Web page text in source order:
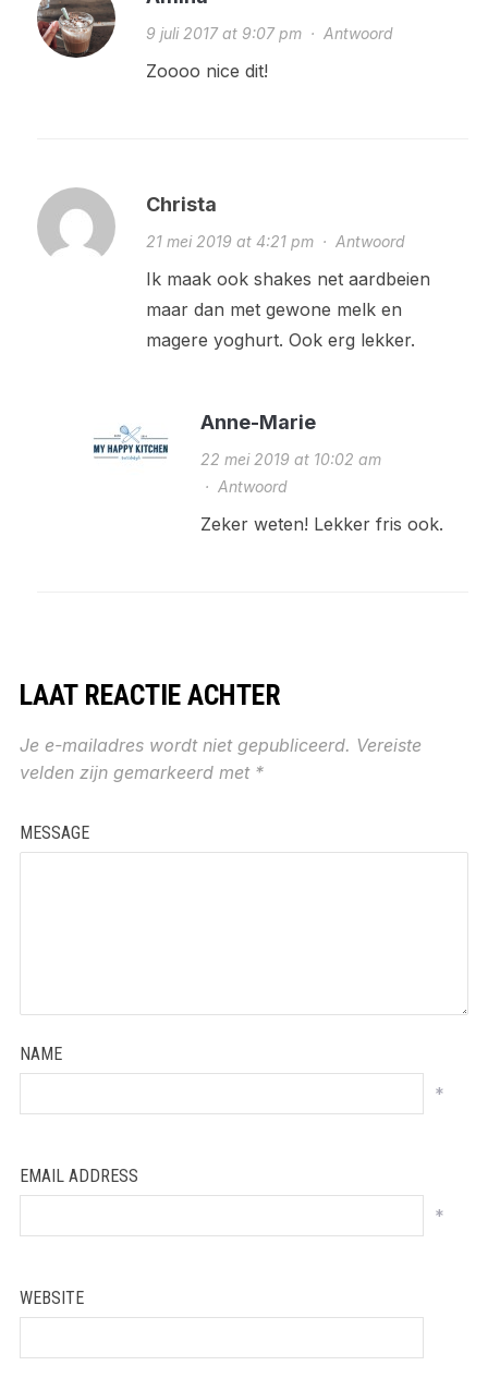
9 juli 2017 at 9:07 pm· Antwoord
Zoooo nice dit!
Christa
21 mei 2019 at 4:21 pm· Antwoord
Ik maak ook shakes net aardbeien
maar dan met gewone melk en
magere yoghurt. Ook erg lekker.
Anne-Marie
22 mei 2019 at 10:02 am
· Antwoord
Zeker weten! Lekker fris ook.
LAAT REACTIE ACHTER
Je e-mailadres wordt niet gepubliceerd. Vereiste
velden zijn gemarkeerd met *
MESSAGE
NAME
*
EMAIL ADDRESS
*
WEBSITE